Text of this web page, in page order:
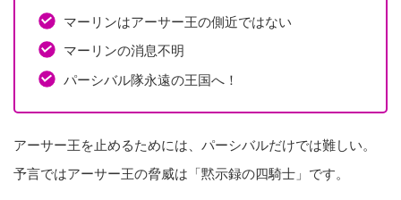
マーリンはアーサー王の側近ではない
マーリンの消息不明
パーシバル隊永遠の王国へ！
アーサー王を止めるためには、パーシバルだけでは難しい。
予言ではアーサー王の脅威は「黙示録の四騎士」です。